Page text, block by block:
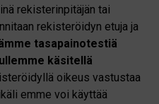
rekisterinpitäjän tai
rekisteröidyn etuja ja
tasapainotestiä
käsitellä
oikeus vastustaa
emme voi käyttää